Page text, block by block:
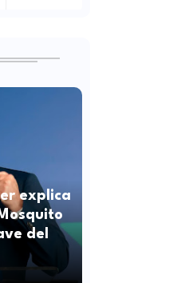
explica
del